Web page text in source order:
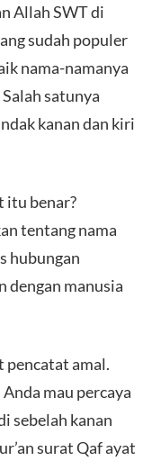
Allah SWT di
sudah populer
nama-namanya
satunya
kanan dan kiri
itu benar?
tentang nama
hubungan
dengan manusia
pencatat amal.
mau percaya
sebelah kanan
surat Qaf ayat